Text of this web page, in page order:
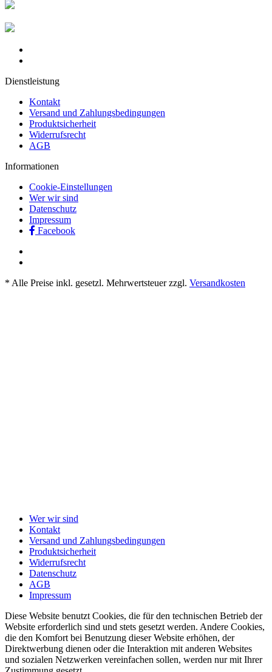
Dienstleistung
Kontakt
Versand und Zahlungsbedingungen
Produktsicherheit
Widerrufsrecht
AGB
Informationen
Cookie-Einstellungen
Wer wir sind
Datenschutz
Impressum
Facebook
* Alle Preise inkl. gesetzl. Mehrwertsteuer zzgl. Versandkosten
Wer wir sind
Kontakt
Versand und Zahlungsbedingungen
Produktsicherheit
Widerrufsrecht
Datenschutz
AGB
Impressum
Diese Website benutzt Cookies, die für den technischen Betrieb der
Website erforderlich sind und stets gesetzt werden. Andere Cookies,
die den Komfort bei Benutzung dieser Website erhöhen, der
Direktwerbung dienen oder die Interaktion mit anderen Websites
und sozialen Netzwerken vereinfachen sollen, werden nur mit Ihrer